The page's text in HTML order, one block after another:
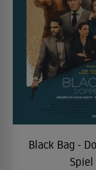
Black Bag -
Spiel